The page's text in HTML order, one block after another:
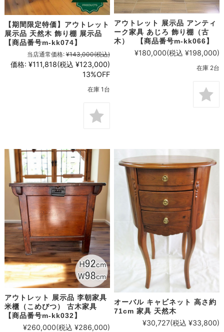
【期間限定特価】アウトレット
展示品 天然木 飾り棚 展示品
【商品番号m-kk074】
当店通常価格: ¥143,000(税込)
価格: ¥111,818(税込 ¥123,000)
13%OFF
在庫 1台
アウトレット 展示品 アンティ
ーク家具 あじろ 飾り棚（古
木） 【商品番号m-kk066】
¥180,000(税込 ¥198,000)
在庫 2台
アウトレット 展示品 李朝家具
米櫃（こめびつ） 古木家具
【商品番号m-kk032】
¥260,000(税込 ¥286,000)
オーバル キャビネット 高さ約
71cm 家具 天然木
¥30,727(税込 ¥33,800)